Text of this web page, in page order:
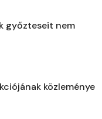
győzteseit nem
közleménye